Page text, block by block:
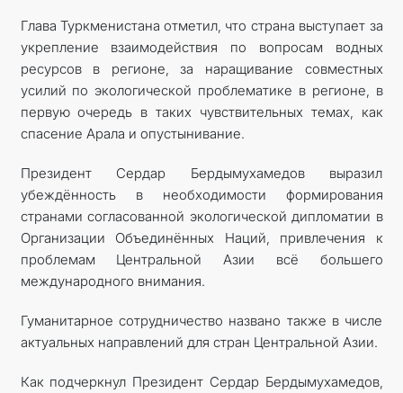
Глава Туркменистана отметил, что страна выступает за
укрепление взаимодействия по вопросам водных
ресурсов в регионе, за наращивание совместных
усилий по экологической проблематике в регионе, в
первую очередь в таких чувствительных темах, как
спасение Арала и опустынивание.
Президент Сердар Бердымухамедов выразил
убеждённость в необходимости формирования
странами согласованной экологической дипломатии в
Организации Объединённых Наций, привлечения к
проблемам Центральной Азии всё большего
международного внимания.
Гуманитарное сотрудничество названо также в числе
актуальных направлений для стран Центральной Азии.
Как подчеркнул Президент Сердар Бердымухамедов,